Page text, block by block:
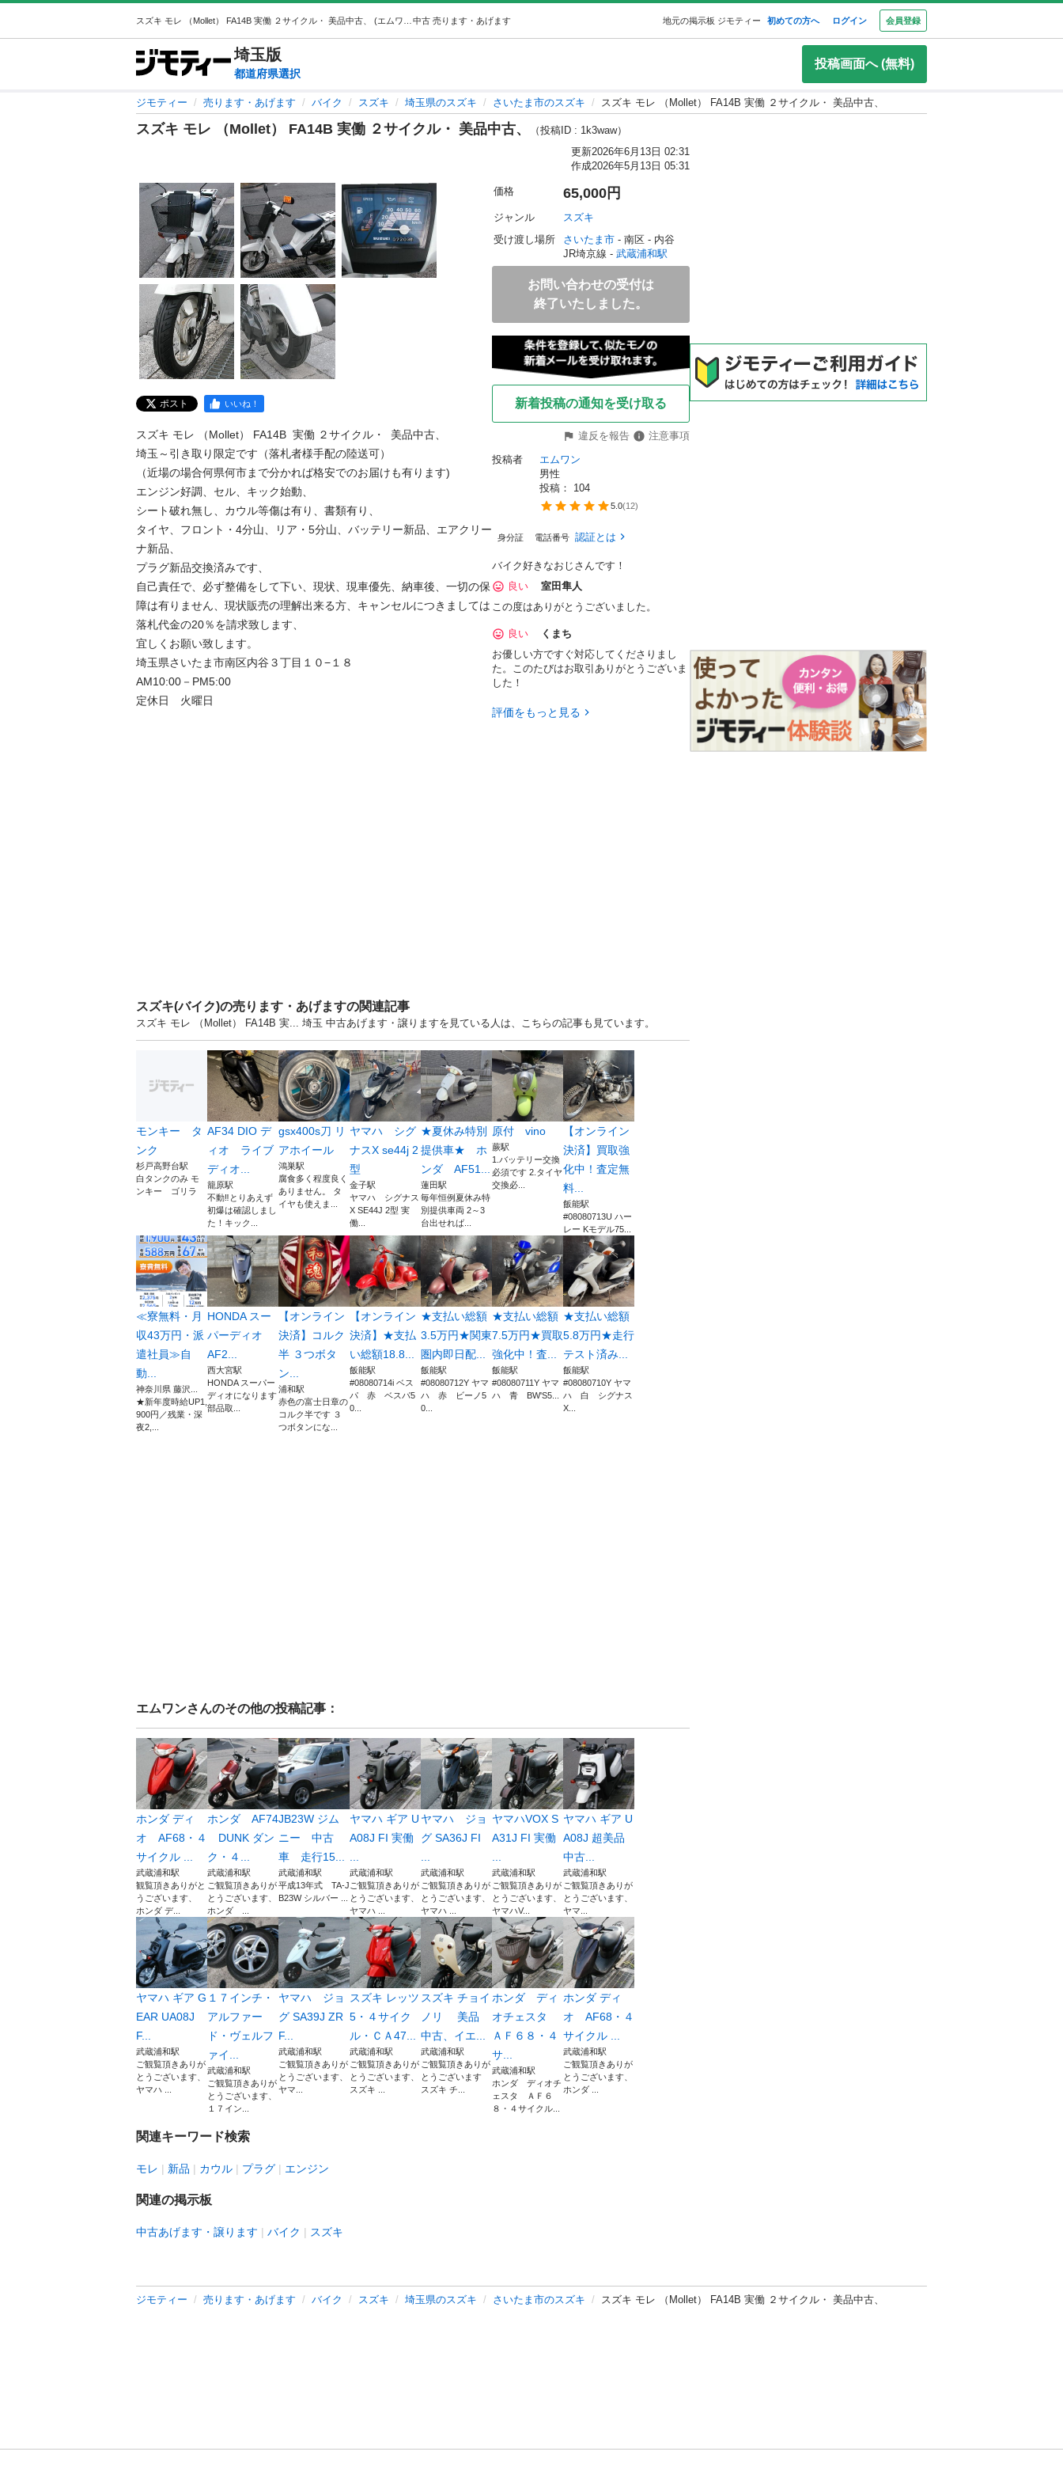
中古 売ります・あげます 地元の掲示板 ジモティー 初めての方へ ログイン 会員登録
埼玉版
都道府県選択
投稿画面へ (無料)
ジモティー 売ります・あげます バイク スズキ 埼玉県のスズキ さいたま市のスズキ スズキ モレ （Mollet） FA14B 実働 ２サイクル・ 美品中古、
スズキ モレ （Mollet） FA14B 実働 ２サイクル・ 美品中古、
（投稿ID : 1k3waw）
更新2026年6月13日 02:31
作成2026年5月13日 05:31
ポスト いいね！
スズキ モレ （Mollet） FA14B  実働 ２サイクル・  美品中古、
埼玉～引き取り限定です（落札者様手配の陸送可）
（近場の場合何県何市まで分かれば格安でのお届けも有ります)
エンジン好調、セル、キック始動、
シート破れ無し、カウル等傷は有り、書類有り、
タイヤ、フロント・4分山、リア・5分山、バッテリー新品、エアクリー
ナ新品、
プラグ新品交換済みです、
自己責任で、必ず整備をして下い、現状、現車優先、納車後、一切の保
障は有りません、現状販売の理解出来る方、キャンセルにつきましては
落札代金の20％を請求致します、
宜しくお願い致します。
埼玉県さいたま市南区内谷３丁目１０−１８
AM10:00－PM5:00
価格 65,000円
ジャンル
スズキ
受け渡し場所
さいたま市 - 南区 - 内谷
JR埼京線 - 武蔵浦和駅
お問い合わせの受付は
終了いたしました。
新着投稿の通知を受け取る
違反を報告
注意事項
投稿者
エムワン
男性
投稿： 104
5.0(12)
身分証 電話番号 認証とは
バイク好きなおじさんです！
良い
室田隼人
この度はありがとうございました。
良い
くまち
お優しい方ですぐ対応してくださりまし
た。このたびはお取引ありがとうございま
した！
評価をもっと見る
スズキ(バイク)の売ります・あげますの関連記事
スズキ モレ （Mollet） FA14B 実... 埼玉 中古あげます・譲りますを見ている人は、こちらの記事も見ています。
モンキー タ
ンク
杉戸高野台駅
白タンクのみ モ
ンキー ゴリラ
AF34 DIO デ
ィオ ライブ
ディオ...
籠原駅
不動‼️とりあえず
初爆は確認しまし
た！キック...
gsx400s刀 リ
アホイール
鴻巣駅
腐食多く程度良く
ありません。 タ
イヤも使えま...
ヤマハ シグ
ナスX se44j 2
型
金子駅
ヤマハ シグナス
X SE44J 2型 実
働...
★夏休み特別
提供車★ ホ
ンダ AF51...
蓮田駅
毎年恒例夏休み特
別提供車両 2～3
台出せれば...
原付 vino
蕨駅
1.バッテリー交換
必須です 2.タイヤ
交換必...
【オンライン
決済】買取強
化中！査定無
料...
飯能駅
#08080713U ハー
レー Kモデル75...
≪寮無料・月
収43万円・派
遣社員≫自
動...
神奈川県 藤沢...
★新年度時給UP1,
900円／残業・深
夜2,...
HONDA スー
パーディオ
AF2...
西大宮駅
HONDA スーパー
ディオになります
部品取...
【オンライン
決済】コルク
半 ３つボタ
ン...
浦和駅
赤色の富士日章の
コルク半です ３
つボタンにな...
【オンライン
決済】★支払
い総額18.8...
飯能駅
#08080714i ベス
パ 赤 ベスパ5
0...
★支払い総額
3.5万円★関東
圏内即日配...
飯能駅
#08080712Y ヤマ
ハ 赤 ビーノ5
0...
★支払い総額
7.5万円★買取
強化中！査...
飯能駅
#08080711Y ヤマ
ハ 青 BW'S5...
★支払い総額
5.8万円★走行
テスト済み...
飯能駅
#08080710Y ヤマ
ハ 白 シグナス
X...
エムワンさんのその他の投稿記事：
ホンダ ディ
オ AF68・４
サイクル ...
武蔵浦和駅
観覧頂きありがと
うございます、
ホンダ デ...
ホンダ AF74
DUNK ダン
ク・４...
武蔵浦和駅
ご観覧頂きありが
とうございます、
ホンダ ...
JB23W ジム
ニー 中古
車 走行15...
武蔵浦和駅
平成13年式 TA-J
B23W シルバー ...
ヤマハ ギア U
A08J FI 実働
...
武蔵浦和駅
ご観覧頂きありが
とうございます、
ヤマハ ...
ヤマハ ジョ
グ SA36J FI
...
武蔵浦和駅
ご観覧頂きありが
とうございます、
ヤマハ ...
ヤマハVOX S
A31J FI 実働
...
武蔵浦和駅
ご観覧頂きありが
とうございます、
ヤマハV...
ヤマハ ギア U
A08J 超美品
中古...
武蔵浦和駅
ご観覧頂きありが
とうございます、
ヤマ...
ヤマハ ギア G
EAR UA08J
F...
武蔵浦和駅
ご観覧頂きありが
とうございます、
ヤマハ ...
１７インチ・
アルファー
ド・ヴェルフ
ァイ...
武蔵浦和駅
ご観覧頂きありが
とうございます、
１７イン...
ヤマハ ジョ
グ SA39J ZR
F...
武蔵浦和駅
ご観覧頂きありが
とうございます、
ヤマ...
スズキ レッツ
5・４サイク
ル・ＣＡ47...
武蔵浦和駅
ご観覧頂きありが
とうございます、
スズキ ...
スズキ チョイ
ノリ 美品
中古、イエ...
武蔵浦和駅
ご観覧頂きありが
とうございます
スズキ チ...
ホンダ ディ
オチェスタ
ＡＦ６８・４
サ...
武蔵浦和駅
ホンダ ディオチ
ェスタ ＡＦ６
８・４サイクル...
ホンダ ディ
オ AF68・４
サイクル ...
武蔵浦和駅
ご観覧頂きありが
とうございます、
ホンダ ...
関連キーワード検索
モレ 新品 カウル プラグ エンジン
関連の掲示板
中古あげます・譲ります バイク スズキ
ジモティー 売ります・あげます バイク スズキ 埼玉県のスズキ さいたま市のスズキ スズキ モレ （Mollet） FA14B 実働 ２サイクル・ 美品中古、